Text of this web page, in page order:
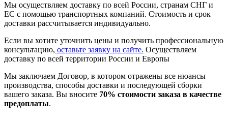
Мы осуществляем доставку по всей России, странам СНГ и
ЕС с помощью транспортных компаний. Стоимость и срок
доставки рассчитывается индивидуально.
Если вы хотите уточнить цены и получить профессиональную
консультацию, оставьте заявку на сайте. Осуществляем
доставку по всей территории России и Европы
Мы заключаем Договор, в котором отражены все нюансы
производства, способы доставки и последующей сборки
вашего заказа. Вы вносите 70% стоимости заказа в качестве
предоплаты.